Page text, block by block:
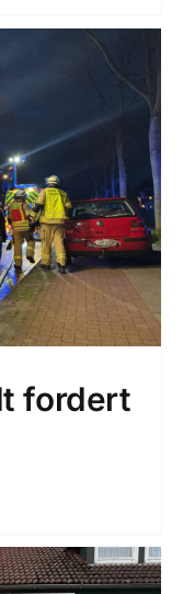
fordert